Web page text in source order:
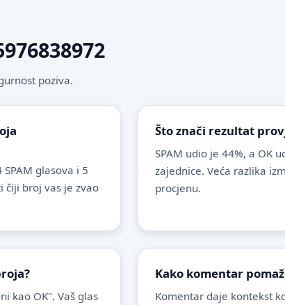
poziva.
glasova i 5
čiji broj vas je zvao
Što znači rezultat
SPAM udio je 44%, a OK
zajednice. Veća razlika
procjenu.
kao OK". Vaš glas
Kako komentar
Komentar daje kontekst